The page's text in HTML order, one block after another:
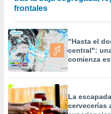
frontales
"Hasta el
central":
comienza
La
cervecerías